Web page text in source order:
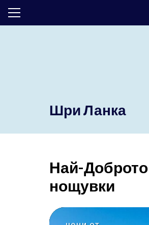
ЕКЗОТИКА
ПРАЗНИЦИ
ИНТЕРЕСНО
ТРАНСФЕРИ
Шри Ланка
Най-
нощувки